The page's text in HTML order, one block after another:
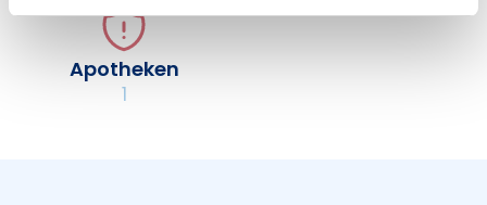
Apotheken
1